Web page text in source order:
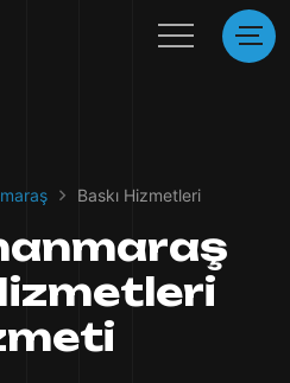
Baskı Hizmetleri